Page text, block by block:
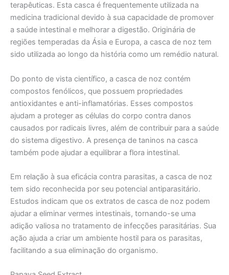
terapêuticas. Esta casca é frequentemente utilizada na
medicina tradicional devido à sua capacidade de promover
a saúde intestinal e melhorar a digestão. Originária de
regiões temperadas da Ásia e Europa, a casca de noz tem
sido utilizada ao longo da história como um remédio natural.
Do ponto de vista científico, a casca de noz contém
compostos fenólicos, que possuem propriedades
antioxidantes e anti-inflamatórias. Esses compostos
ajudam a proteger as células do corpo contra danos
causados por radicais livres, além de contribuir para a saúde
do sistema digestivo. A presença de taninos na casca
também pode ajudar a equilibrar a flora intestinal.
Em relação à sua eficácia contra parasitas, a casca de noz
tem sido reconhecida por seu potencial antiparasitário.
Estudos indicam que os extratos de casca de noz podem
ajudar a eliminar vermes intestinais, tornando-se uma
adição valiosa no tratamento de infecções parasitárias. Sua
ação ajuda a criar um ambiente hostil para os parasitas,
facilitando a sua eliminação do organismo.